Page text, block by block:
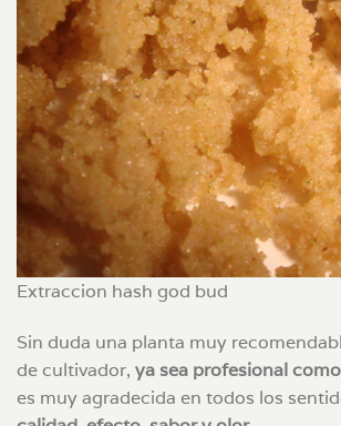
Extraccion hash god bud
Sin duda una planta muy
de cultivador, ya sea profesional
es muy agradecida en todos los